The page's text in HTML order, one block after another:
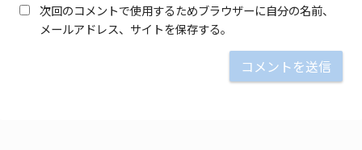
次回のコメントで使用するためブラウザーに自分の名前、
メールアドレス、サイトを保存する。